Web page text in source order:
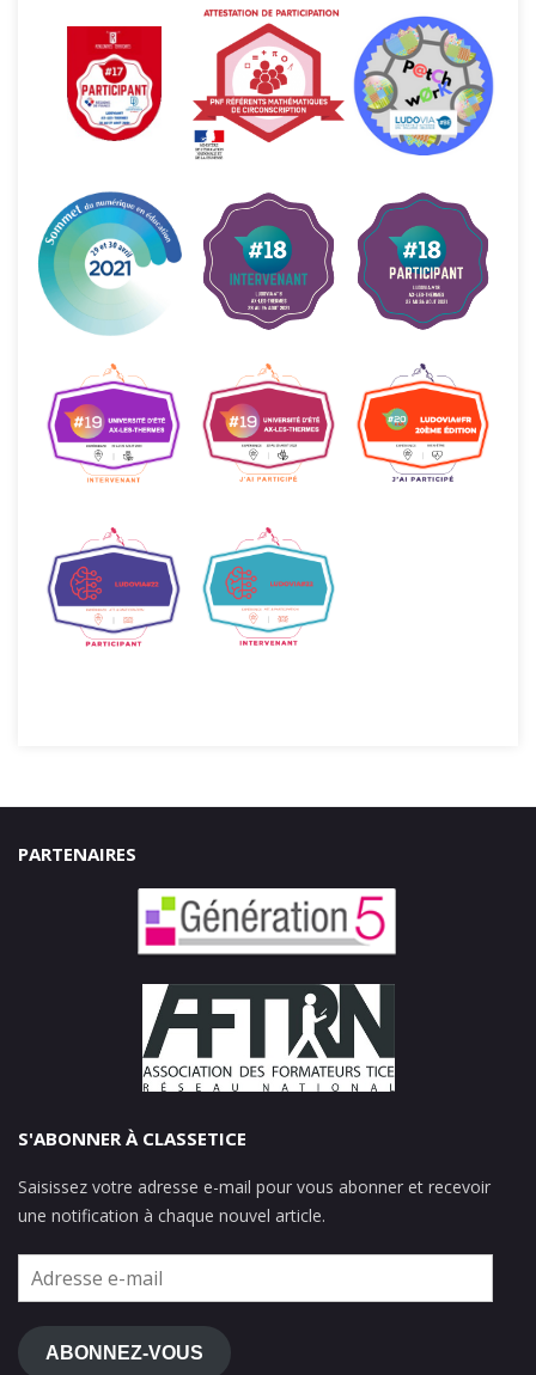
PARTENAIRES
S'ABONNER À CLASSETICE
Saisissez votre adresse e-mail pour vous abonner et recevoir
une notification à chaque nouvel article.
Adresse
e-
mail
ABONNEZ-VOUS